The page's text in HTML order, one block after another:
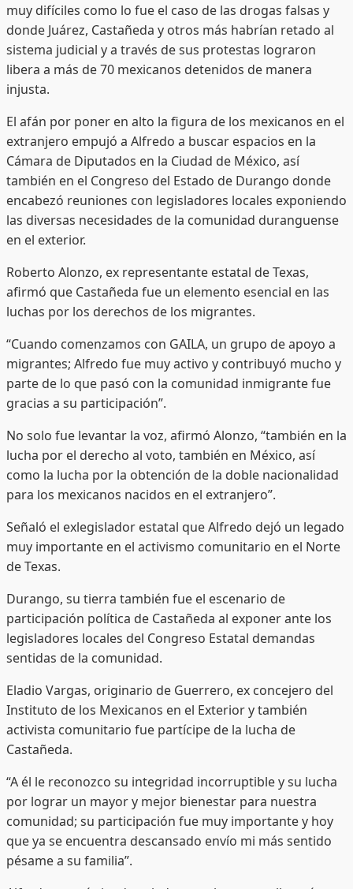
muy difíciles como lo fue el caso de las drogas falsas y
donde Juárez, Castañeda y otros más habrían retado al
sistema judicial y a través de sus protestas lograron
libera a más de 70 mexicanos detenidos de manera
injusta.
El afán por poner en alto la figura de los mexicanos en el
extranjero empujó a Alfredo a buscar espacios en la
Cámara de Diputados en la Ciudad de México, así
también en el Congreso del Estado de Durango donde
encabezó reuniones con legisladores locales exponiendo
las diversas necesidades de la comunidad duranguense
en el exterior.
Roberto Alonzo, ex representante estatal de Texas,
afirmó que Castañeda fue un elemento esencial en las
luchas por los derechos de los migrantes.
“Cuando comenzamos con GAILA, un grupo de apoyo a
migrantes; Alfredo fue muy activo y contribuyó mucho y
parte de lo que pasó con la comunidad inmigrante fue
gracias a su participación”.
No solo fue levantar la voz, afirmó Alonzo, “también en la
lucha por el derecho al voto, también en México, así
como la lucha por la obtención de la doble nacionalidad
para los mexicanos nacidos en el extranjero”.
Señaló el exlegislador estatal que Alfredo dejó un legado
muy importante en el activismo comunitario en el Norte
de Texas.
Durango, su tierra también fue el escenario de
participación política de Castañeda al exponer ante los
legisladores locales del Congreso Estatal demandas
sentidas de la comunidad.
Eladio Vargas, originario de Guerrero, ex concejero del
Instituto de los Mexicanos en el Exterior y también
activista comunitario fue partícipe de la lucha de
Castañeda.
“A él le reconozco su integridad incorruptible y su lucha
por lograr un mayor y mejor bienestar para nuestra
comunidad; su participación fue muy importante y hoy
que ya se encuentra descansado envío mi más sentido
pésame a su familia”.